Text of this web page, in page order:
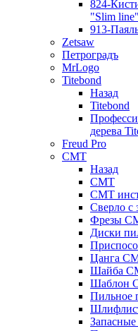
824-
"Slim
913-
Zetsaw
Петроградъ
MrLogo
Titebond
Назад
Titebond
дерева
Freud Pro
CMT
Назад
CMT
CMT
Сверло с
Фрезы
Диски
Цанга
Шайба
Шаблон
Пильное